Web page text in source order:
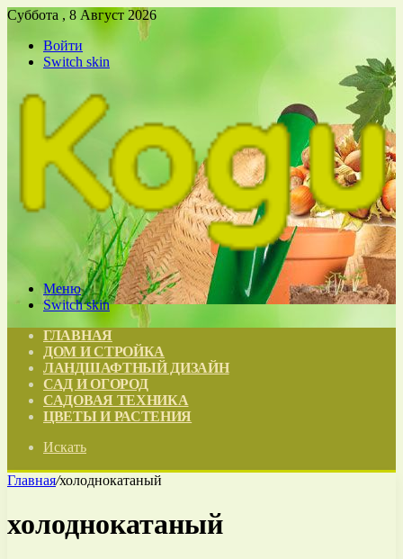
Суббота , 8 Август 2026
Войти
Switch skin
Меню
Switch skin
ГЛАВНАЯ
ДОМ И СТРОЙКА
ЛАНДШАФТНЫЙ ДИЗАЙН
САД И ОГОРОД
САДОВАЯ ТЕХНИКА
ЦВЕТЫ И РАСТЕНИЯ
Искать
Главная/холоднокатаный
холоднокатаный